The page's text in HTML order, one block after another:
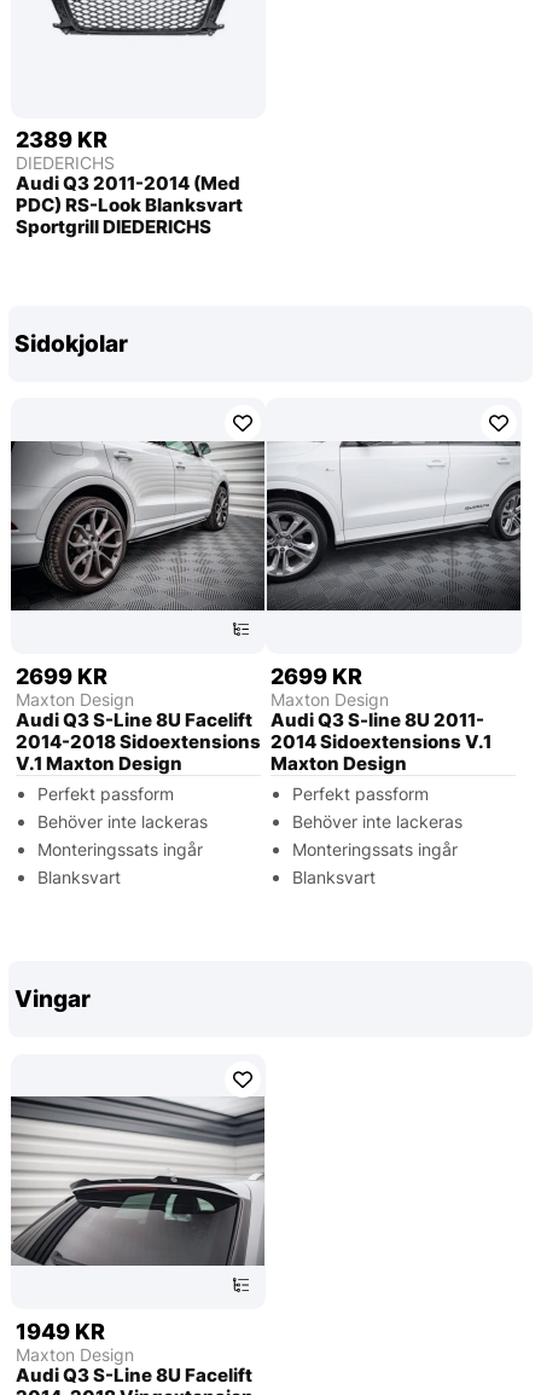
2389 KR
DIEDERICHS
Audi Q3 2011-2014 (Med
PDC) RS-Look Blanksvart
Sportgrill DIEDERICHS
Sidokjolar
2699 KR
Maxton Design
Audi Q3 S-Line 8U Facelift
2014-2018 Sidoextensions
V.1 Maxton Design
Perfekt passform
Behöver inte lackeras
Monteringssats ingår
Blanksvart
2699 KR
Maxton Design
Audi Q3 S-line 8U 2011-
2014 Sidoextensions V.1
Maxton Design
Perfekt passform
Behöver inte lackeras
Monteringssats ingår
Blanksvart
Vingar
1949 KR
Maxton Design
Audi Q3 S-Line 8U Facelift